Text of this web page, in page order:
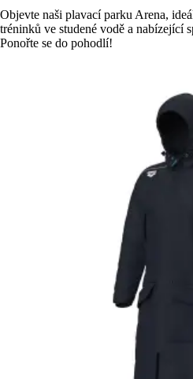
Objevte naši plavací parku Arena,
tréninků ve studené vodě a nabízející
Ponořte se do pohodlí!